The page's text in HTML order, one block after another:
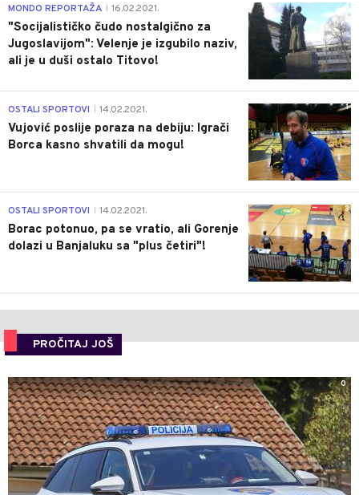
4
MONDO REPORTAŽA 16.02.2021.
"Socijalističko čudo nostalgično za
Jugoslavijom": Velenje je izgubilo naziv,
ali je u duši ostalo Titovo!
1
OSTALI SPORTOVI 14.02.2021.
Vujović poslije poraza na debiju: Igrači
Borca kasno shvatili da mogu!
3
OSTALI SPORTOVI 14.02.2021.
Borac potonuo, pa se vratio, ali Gorenje
dolazi u Banjaluku sa "plus četiri"!
PROČITAJ JOŠ
0